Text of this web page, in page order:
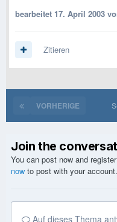
bearbeitet 17. April 2003
Zitieren
VORHERIGE
Join the
You can post now and
now to post with your account.
Auf dieses Thema